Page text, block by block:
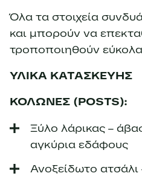
Όλα τα στοιχεία
και μπορούν να
τροποποιηθούν
ΥΛΙΚΑ ΚΑΤΑΣΚΕΥΗΣ
ΚΟΛΩΝΕΣ (POSTS):
Ξύλο λάρικας –
αγκύρια εδάφους
Ανοξείδωτο ατσάλι